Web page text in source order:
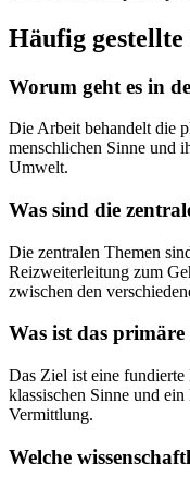
Häufig gestellte
Worum geht es in
Die Arbeit behandelt die
menschlichen Sinne und
Umwelt.
Was sind die
Die zentralen Themen
Reizweiterleitung zum
zwischen den
Was ist das
Das Ziel ist eine
klassischen Sinne und
Vermittlung.
Welche